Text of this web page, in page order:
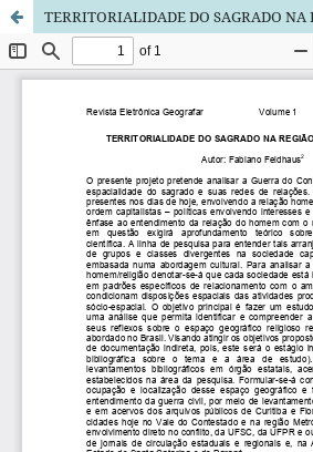
TERRITORIALIDADE DO SAGRADO NA